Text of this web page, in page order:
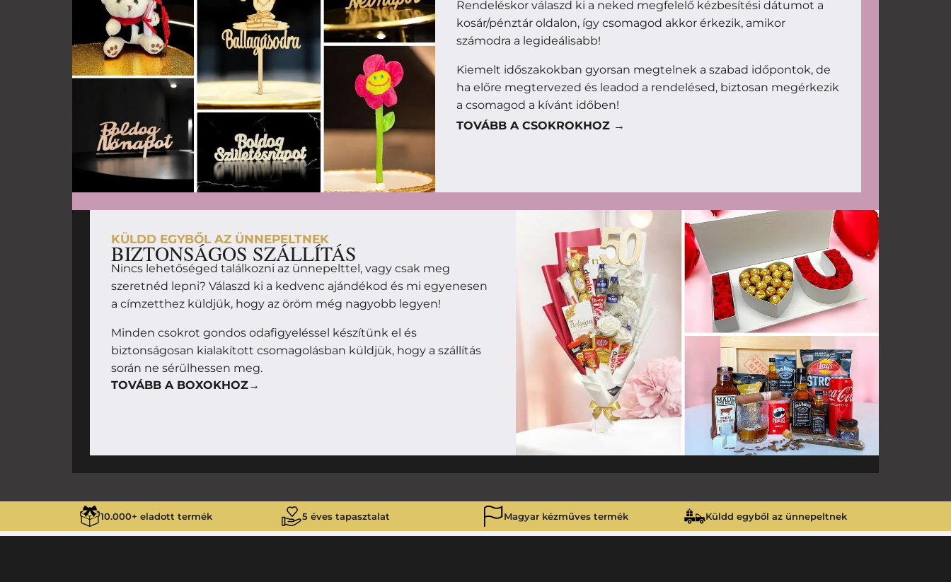
Rendeléskor válaszd ki a neked megfelelő kézbesítési dátumot a
kosár/pénztár oldalon, így csomagod akkor érkezik, amikor
számodra a legideálisabb!
Kiemelt időszakokban gyorsan megtelnek a szabad időpontok, de
ha előre megtervezed és leadod a rendelésed, biztosan megérkezik
a csomagod a kívánt időben!
TOVÁBB A CSOKROKHOZ →
KÜLDD EGYBŐL AZ ÜNNEPELTNEK
BIZTONSÁGOS SZÁLLÍTÁS
Nincs lehetőséged találkozni az ünnepelttel, vagy csak meg
szeretnéd lepni? Válaszd ki a kedvenc ajándékod és mi egyenesen
a címzetthez küldjük, hogy az öröm még nagyobb legyen!
Minden csokrot gondos odafigyeléssel készítünk el és
biztonságosan kialakított csomagolásban küldjük, hogy a szállítás
során ne sérülhessen meg.
TOVÁBB A BOXOKHOZ→
10.000+ eladott termék 5 éves tapasztalat Magyar kézműves termék Küldd egyből az ünnepeltnek